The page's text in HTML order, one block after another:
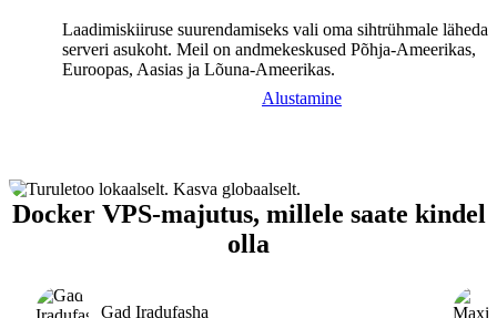
Laadimiskiiruse suurendamiseks vali oma sihtrühmale lähedal
serveri asukoht. Meil on andmekeskused Põhja-Ameerikas,
Euroopas, Aasias ja Lõuna-Ameerikas.
Alustamine
Docker VPS-majutus, millele saate kindel
olla
Gad Iradufasha